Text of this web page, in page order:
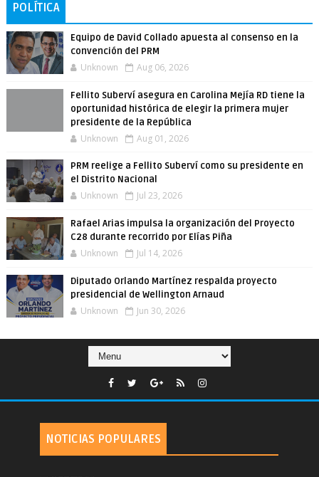
POLÍTICA
Equipo de David Collado apuesta al consenso en la
convención del PRM
Unknown Aug 06, 2026
Fellito Suberví asegura en Carolina Mejía RD tiene la
oportunidad histórica de elegir la primera mujer
presidente de la República
Unknown Aug 01, 2026
PRM reelige a Fellito Suberví como su presidente en
el Distrito Nacional
Unknown Jul 23, 2026
Rafael Arias impulsa la organización del Proyecto
C28 durante recorrido por Elías Piña
Unknown Jul 14, 2026
Diputado Orlando Martínez respalda proyecto
presidencial de Wellington Arnaud
Unknown Jun 30, 2026
NOTICIAS POPULARES